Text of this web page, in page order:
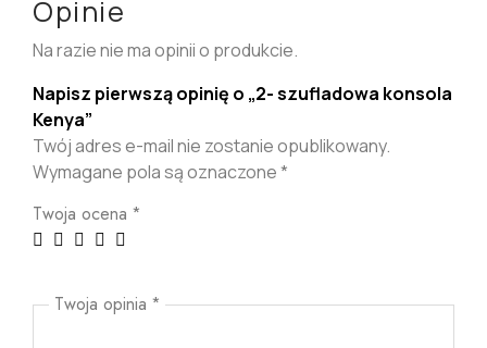
Opinie
Na razie nie ma opinii o produkcie.
Napisz pierwszą opinię o „2- szufladowa konsola
Kenya”
Twój adres e-mail nie zostanie opublikowany.
Wymagane pola są oznaczone*
Twoja ocena *
Twoja opinia *